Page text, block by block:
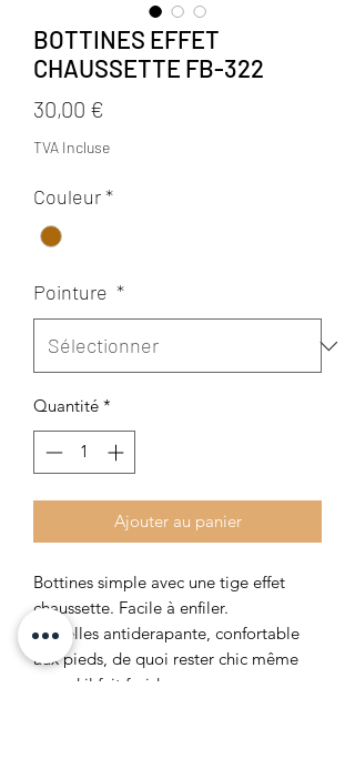
BOTTINES EFFET
CHAUSSETTE FB-322
30,00 €
TVA Incluse
Couleur*
Pointure *
Quantité *
Ajouter au panier
Bottines simple avec une tige effet
chaussette. Facile à enfiler.
Semelles antiderapante, confortable
aux pieds, de quoi rester chic même
quand il fait froid.